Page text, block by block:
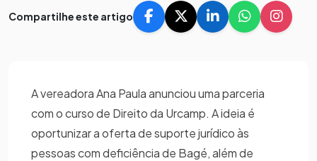
Compartilhe este artigo
A vereadora Ana Paula anunciou uma parceria
com o curso de Direito da Urcamp. A ideia é
oportunizar a oferta de suporte jurídico às
pessoas com deficiência de Bagé, além de